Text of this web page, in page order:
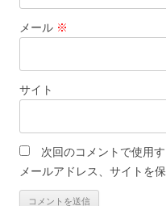
メール ※
サイト
次回のコメントで使用
メールアドレス、サイトを保